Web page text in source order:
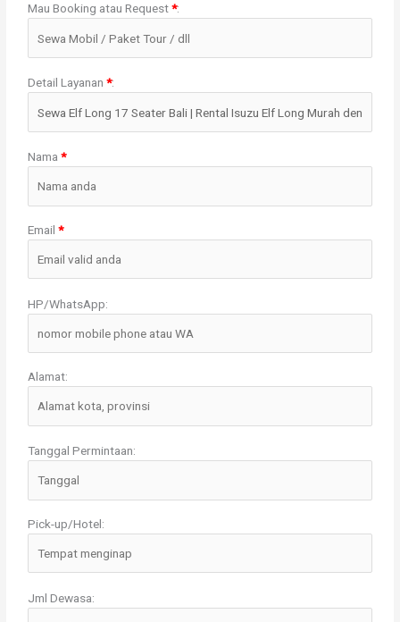
Mau Booking atau Request*:
Detail Layanan*:
Nama*
Email*
HP/WhatsApp:
Alamat:
Tanggal Permintaan:
Pick-up/Hotel:
Jml Dewasa: